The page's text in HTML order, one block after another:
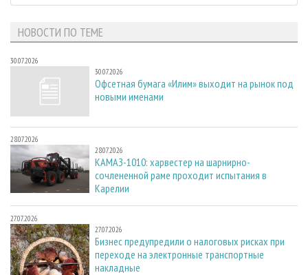
НОВОСТИ ПО ТЕМЕ
30.07.2026
30.07.2026
Офсетная бумага «Илим» выходит на рынок под
новыми именами
28.07.2026
28.07.2026
КАМАЗ-1010: харвестер на шарнирно-
сочлененной раме проходит испытания в
Карелии
27.07.2026
27.07.2026
Бизнес предупредили о налоговых рисках при
переходе на электронные транспортные
накладные